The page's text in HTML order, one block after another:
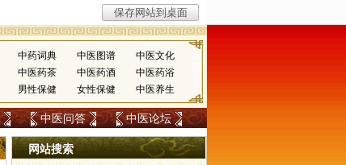
中药词典 中医图谱
中医文化
中医药茶 中医药酒
中医药浴
男性保健 女性保健 中医养生
中医问答 中医论坛
网站搜索